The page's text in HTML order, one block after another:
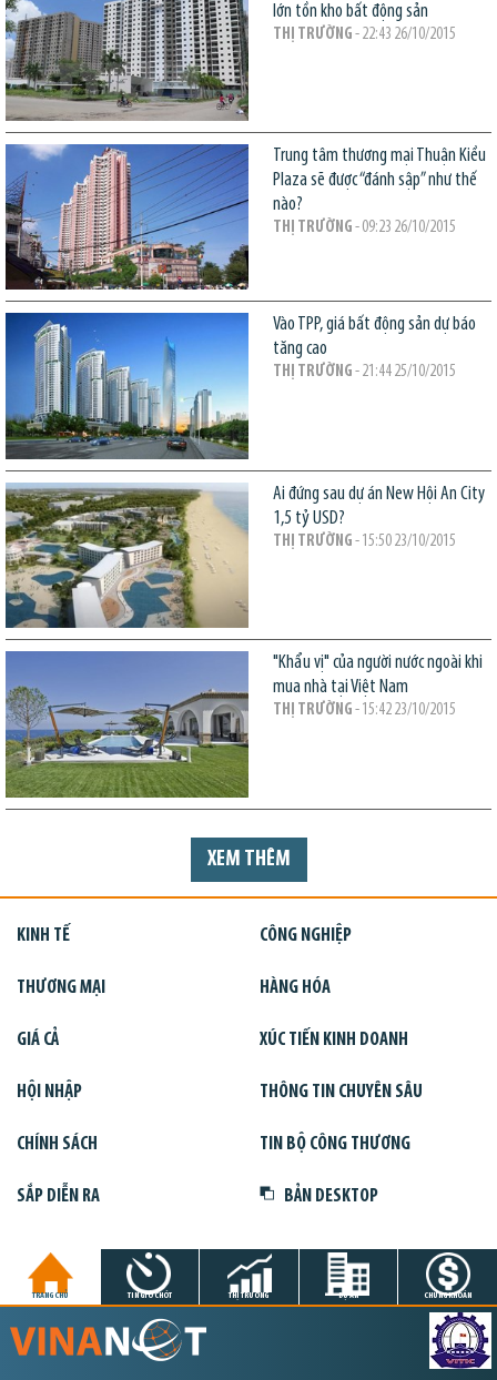
lớn tồn kho bất động sản
THỊ TRƯỜNG - 22:43 26/10/2015
Trung tâm thương mại Thuận Kiều
Plaza sẽ được “đánh sập” như thế
nào?
THỊ TRƯỜNG - 09:23 26/10/2015
Vào TPP, giá bất động sản dự báo
tăng cao
THỊ TRƯỜNG - 21:44 25/10/2015
Ai đứng sau dự án New Hội An City
1,5 tỷ USD?
THỊ TRƯỜNG - 15:50 23/10/2015
"Khẩu vị" của người nước ngoài khi
mua nhà tại Việt Nam
THỊ TRƯỜNG - 15:42 23/10/2015
XEM THÊM
KINH TẾ CÔNG NGHIỆP
THƯƠNG MẠI HÀNG HÓA
GIÁ CẢ XÚC TIẾN KINH DOANH
HỘI NHẬP THÔNG TIN CHUYÊN SÂU
CHÍNH SÁCH TIN BỘ CÔNG THƯƠNG
SẮP DIỄN RA BẢN DESKTOP
TRANG CHỦ TIN GIỜ CHÓT THỊ TRƯỜNG DỰ ÁN CHỨNG KHOÁN